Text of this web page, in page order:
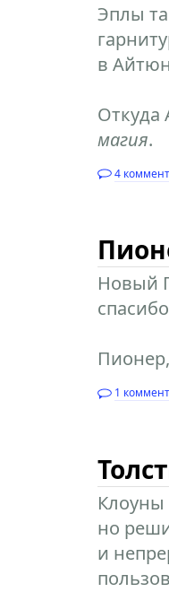
Эплы
в
Откуда
магия.
4
Новый
1
Клоуны
но
и